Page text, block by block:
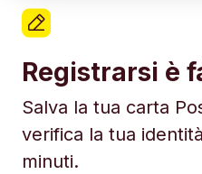
Registrarsi è
Salva la tua carta
verifica la tua
minuti.